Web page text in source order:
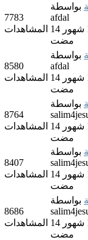
7783
المشاهدات
بواسطة
afdal
14 سنوات 10 شهور
مضت
8580
المشاهدات
بواسطة
afdal
14 سنوات 10 شهور
مضت
8764
المشاهدات
بواسطة
14 سنوات 10 شهور
مضت
8407
المشاهدات
بواسطة
14 سنوات 10 شهور
مضت
8686
المشاهدات
بواسطة
14 سنوات 10 شهور
مضت